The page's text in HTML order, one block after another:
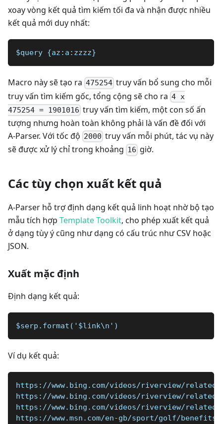
xoay vòng kết quả tìm kiếm tối đa và nhận được nhiều
kết quả mới duy nhất:
$query {az:a:zzzz}
Macro này sẽ tạo ra 475254 truy vấn bổ sung cho mỗi
truy vấn tìm kiếm gốc, tổng cộng sẽ cho ra 4 x
475254 = 1901016 truy vấn tìm kiếm, một con số ấn
tượng nhưng hoàn toàn không phải là vấn đề đối với
A-Parser. Với tốc độ 2000 truy vấn mỗi phút, tác vụ này
sẽ được xử lý chỉ trong khoảng 16 giờ.
Các tùy chọn xuất kết quả
A-Parser hỗ trợ định dạng kết quả linh hoạt nhờ bộ tạo
mẫu tích hợp Template Toolkit, cho phép xuất kết quả
ở dạng tùy ý cũng như dạng có cấu trúc như CSV hoặc
JSON.
Xuất mặc định
Định dạng kết quả:
$serp.format('$link\n')
Ví dụ kết quả:
https://www.bing.com/videos/riverview/
https://www.bing.com/videos/riverview/
https://www.bing.com/videos/riverview/
https://www.msn.com/en-gb/sport/golf/